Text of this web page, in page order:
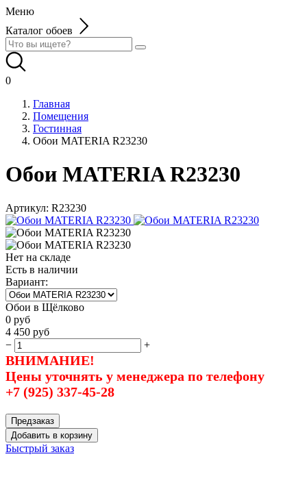
Меню
Каталог обоев
0
Главная
Помещения
Гостинная
Обои MATERIA R23230
Обои MATERIA R23230
Артикул: R23230
Нет на складе
Есть в наличии
Вариант:
Обои в Щёлково
0 руб
4 450 руб
−
+
ВНИМАНИЕ!
Цены уточнять у менеджера по телефону
+7 (925) 337-45-28
Предзаказ
Добавить в корзину
Быстрый заказ